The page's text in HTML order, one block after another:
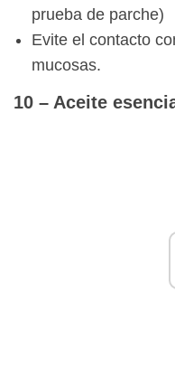
prueba de parche)
Evite el contacto
mucosas.
10 – Aceite